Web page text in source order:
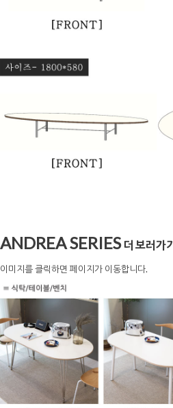
ANDREA SERIES 더 보러가기
이미지를 클릭하면 페이지가 이동합니다.